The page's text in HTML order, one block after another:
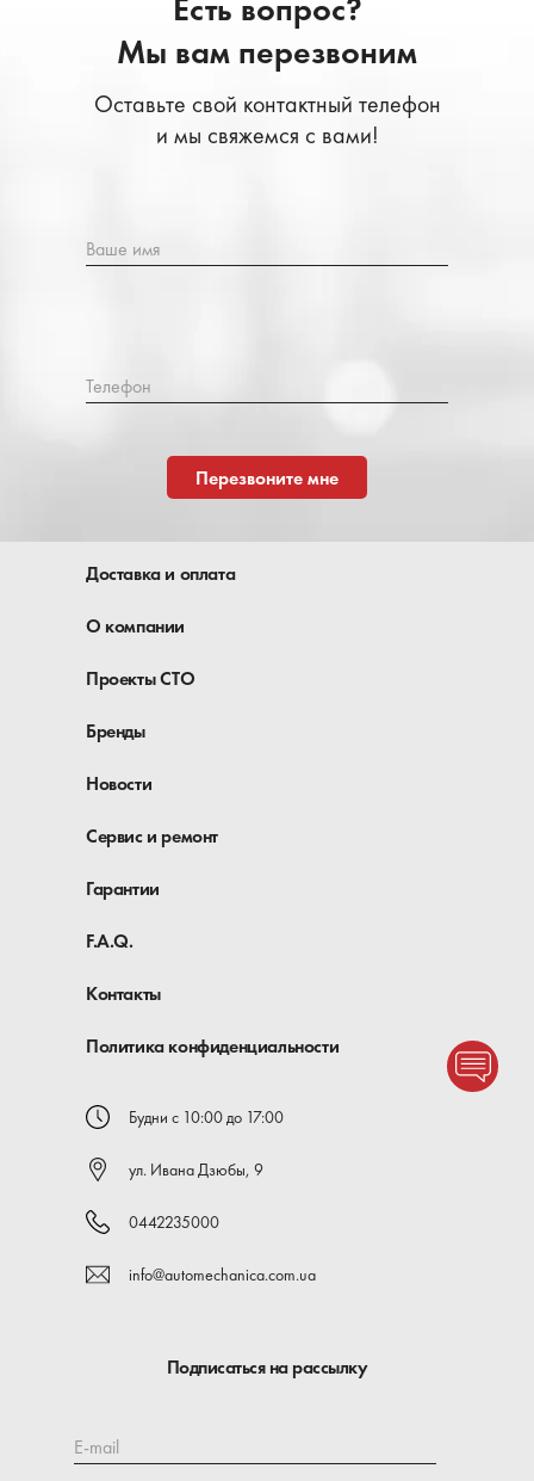
Есть вопрос?
Мы вам перезвоним
Оставьте свой контактный телефон
и мы свяжемся с вами!
Ваше имя
Телефон
Перезвоните мне
Доставка и оплата
О компании
Проекты СТО
Бренды
Новости
Сервис и ремонт
Гарантии
F.A.Q.
Контакты
Политика конфиденциальности
Будни с 10:00 до 17:00
ул. Ивана Дзюбы, 9
0442235000
info@automechanica.com.ua
Подписаться на рассылку
E-mail